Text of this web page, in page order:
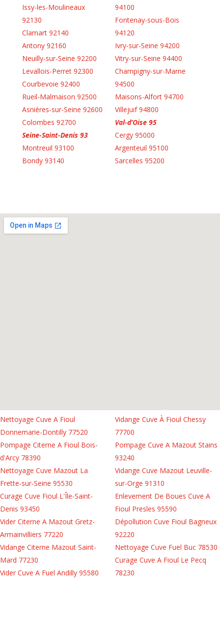
Issy-les-Moulineaux
92130
Clamart 92140
Antony 92160
Neuilly-sur-Seine 92200
Levallois-Perret 92300
Courbevoie 92400
Rueil-Malmaison 92500
Asnières-sur-Seine 92600
Colombes 92700
Seine-Saint-Denis 93
Montreuil 93100
Bondy 93140
94100
Fontenay-sous-Bois
94120
Ivry-sur-Seine 94200
Vitry-sur-Seine 94400
Champigny-sur-Marne
94500
Maisons-Alfort 94700
Villejuif 94800
Val-d’Oise 95
Cergy 95000
Argenteuil 95100
Sarcelles 95200
Nettoyage Cuve A Fioul
Donnemarie-Dontilly 77520
Pompage Citerne A Fioul Bois-
d'Arcy 78390
Nettoyage Cuve Mazout La
Frette-sur-Seine 95530
Curage Cuve Fioul L'Île-Saint-
Denis 93450
Vider Citerne A Mazout Gretz-
Armainvilliers 77220
Vidange Citerne Mazout Saint-
Mard 77230
Vider Cuve A Fuel Andilly 95580
Vidange Cuve À Fioul Chessy
77700
Pompage Cuve A Mazout Stains
93240
Vidange Cuve Mazout Leuville-
sur-Orge 91310
Enlevement De Boues Cuve A
Fioul Presles 95590
Dépollution Cuve Fioul Bagneux
92220
Nettoyage Cuve Fuel Buc 78530
Curage Cuve A Fioul Le Pecq
78230